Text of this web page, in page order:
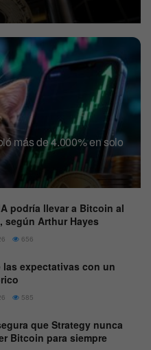
más de 4.000% en solo
podría llevar a Bitcoin al
según Arthur Hayes
656
las expectativas con un
585
que Strategy nunca
Bitcoin para siempre